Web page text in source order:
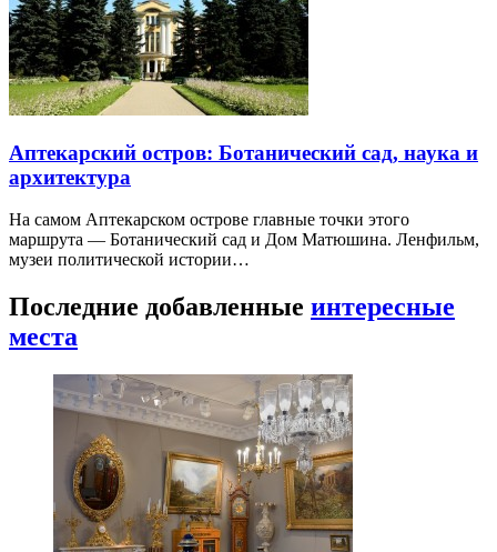
Аптекарский остров: Ботанический сад, наука и
архитектура
На самом Аптекарском острове главные точки этого
маршрута — Ботанический сад и Дом Матюшина. Ленфильм,
музеи политической истории…
Последние добавленные интересные
места